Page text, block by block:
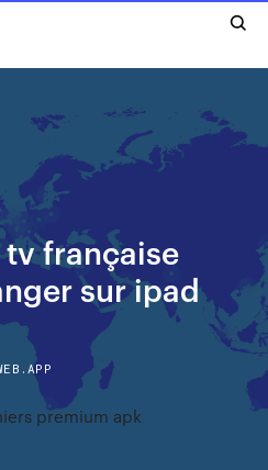
tv française
sur ipad
premium apk